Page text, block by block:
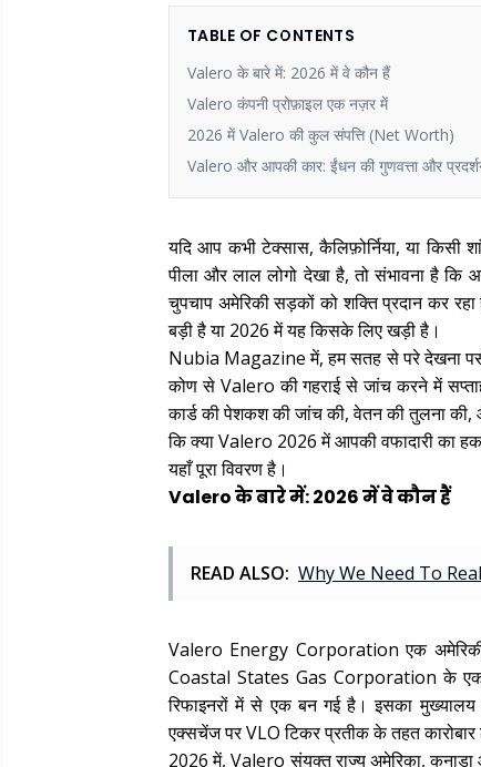
TABLE OF CONTENTS
Valero के बारे में: 2026 में वे कौन हैं
Valero कंपनी प्रोफ़ाइल एक नज़र में
2026 में Valero की कुल संपत्ति (Net Worth)
Valero और आपकी कार: ईंधन की गुणवत्ता और
यदि आप कभी टेक्सास, कैलिफ़ोर्निया, या
पीला और लाल लोगो देखा है, तो संभावना है
चुपचाप अमेरिकी सड़कों को शक्ति प्रदान कर
बड़ी है या 2026 में यह किसके लिए खड़ी है।
Nubia Magazine में, हम सतह से परे देखना
कोण से Valero की गहराई से जांच करने में सप्ताह
कार्ड की पेशकश की जांच की, वेतन की तुलना की,
कि क्या Valero 2026 में आपकी वफादारी का
यहाँ पूरा विवरण है।
Valero के बारे में: 2026 में वे कौन हैं
READ ALSO: Why We Need To
Valero Energy Corporation एक अमेरिकी
Coastal States Gas Corporation के एक
रिफाइनरों में से एक बन गई है। इसका
एक्सचेंज पर VLO टिकर प्रतीक के तहत कारोबार
2026 में, Valero संयुक्त राज्य अमेरिका, कनाडा